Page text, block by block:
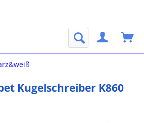
Kugelschreiber K860